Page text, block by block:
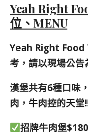
Yeah Right
位、MENU
Yeah Right Food
考，請以現場公告
漢堡共有6種口味
肉，牛肉控的天堂
招牌牛肉堡